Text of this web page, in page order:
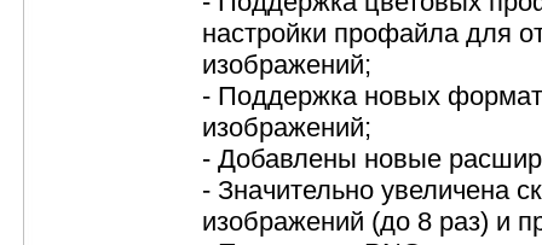
настройки профайла для
изображений;
- Поддержка новых
изображений;
- Добавлены новые
- Значительно увеличена
изображений (до 8 раз) и